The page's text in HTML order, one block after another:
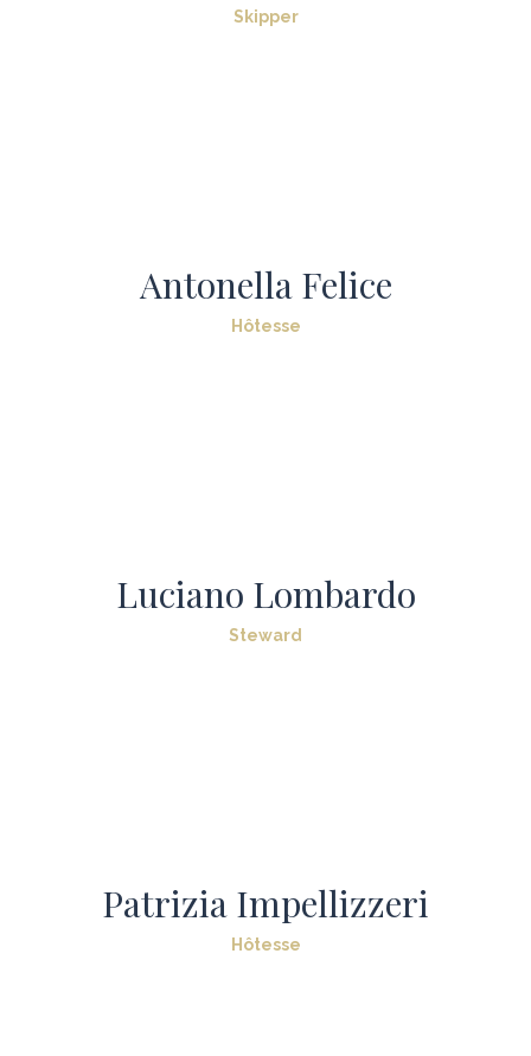
Skipper
Antonella Felice
Hôtesse
Luciano Lombardo
Steward
Patrizia Impellizzeri
Hôtesse